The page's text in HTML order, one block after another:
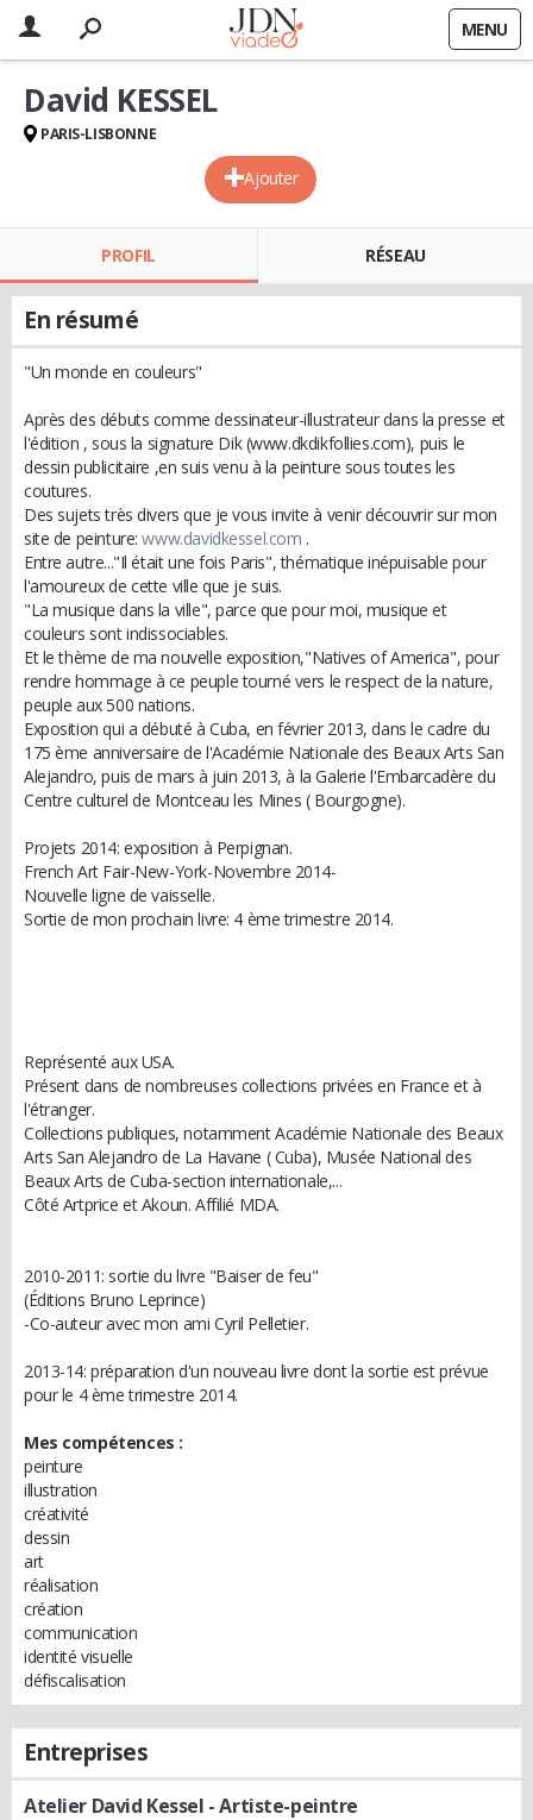
MENU
Ajouter
David KESSEL
PARIS-LISBONNE
PROFIL RÉSEAU
En résumé
"Un monde en couleurs"
Après des débuts comme dessinateur-illustrateur dans la presse et
l'édition , sous la signature Dik (www.dkdikfollies.com), puis le
dessin publicitaire ,en suis venu à la peinture sous toutes les
coutures.
Des sujets très divers que je vous invite à venir découvrir sur mon
site de peinture:www.davidkessel.com .
Entre autre..."Il était une fois Paris", thématique inépuisable pour
l'amoureux de cette ville que je suis.
"La musique dans la ville", parce que pour moi, musique et
couleurs sont indissociables.
Et le thème de ma nouvelle exposition,"Natives of America", pour
rendre hommage à ce peuple tourné vers le respect de la nature,
peuple aux 500 nations.
Exposition qui a débuté à Cuba, en février 2013, dans le cadre du
175 ème anniversaire de l'Académie Nationale des Beaux Arts San
Alejandro, puis de mars à juin 2013, à la Galerie l'Embarcadère du
Centre culturel de Montceau les Mines ( Bourgogne).
Projets 2014: exposition à Perpignan.
French Art Fair-New-York-Novembre 2014-
Nouvelle ligne de vaisselle.
Sortie de mon prochain livre: 4 ème trimestre 2014.
Représenté aux USA.
Présent dans de nombreuses collections privées en France et à
l'étranger.
Collections publiques, notamment Académie Nationale des Beaux
Arts San Alejandro de La Havane ( Cuba), Musée National des
Beaux Arts de Cuba-section internationale,...
Côté Artprice et Akoun. Affilié MDA.
2010-2011: sortie du livre "Baiser de feu"
(Éditions Bruno Leprince)
-Co-auteur avec mon ami Cyril Pelletier.
2013-14: préparation d'un nouveau livre dont la sortie est prévue
pour le 4 ème trimestre 2014.
Mes compétences :
peinture
illustration
créativité
dessin
art
réalisation
création
communication
identité visuelle
défiscalisation
Entreprises
Atelier David Kessel - Artiste-peintre